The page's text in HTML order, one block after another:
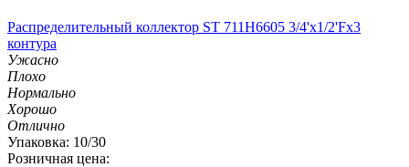
Распределительный коллектор ST 711H6605 3/4'х1/2'Fх3
контура
Ужасно
Плохо
Нормально
Хорошо
Отлично
Упаковка: 10/30
Розничная цена: